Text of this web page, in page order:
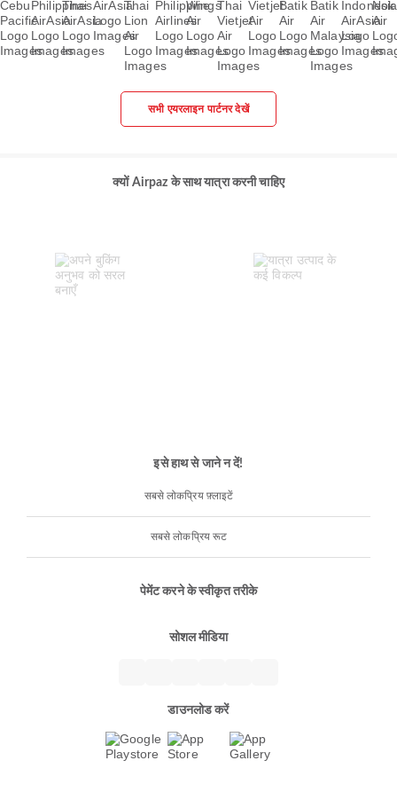
सभी एयरलाइन पार्टनर देखें
क्यों Airpaz के साथ यात्रा करनी चाहिए
इसे हाथ से जाने न दें!
सबसे लोकप्रिय फ़्लाइटें
सबसे लोकप्रिय रूट
पेमेंट करने के स्वीकृत तरीके
सोशल मीडिया
डाउनलोड करें